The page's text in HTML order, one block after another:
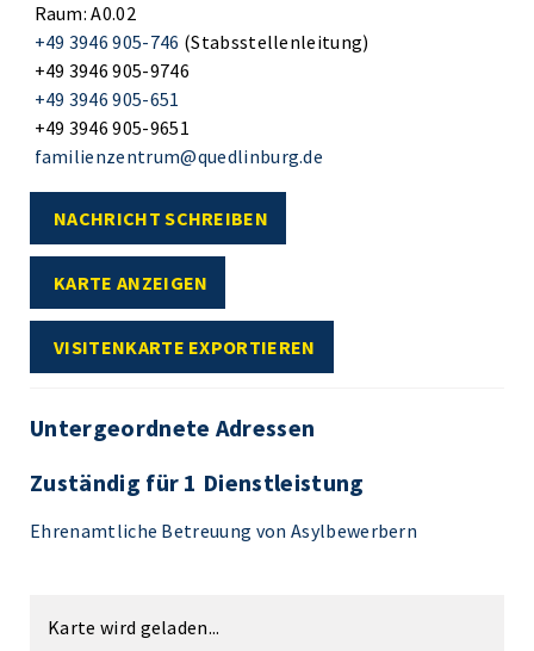
Raum: A0.02
+49 3946 905-746 (Stabsstellenleitung)
+49 3946 905-9746
+49 3946 905-651
+49 3946 905-9651
familienzentrum@quedlinburg.de
NACHRICHT SCHREIBEN
KARTE ANZEIGEN
VISITENKARTE EXPORTIEREN
Untergeordnete Adressen
Zuständig für 1 Dienstleistung
Ehrenamtliche Betreuung von Asylbewerbern
Karte wird geladen...